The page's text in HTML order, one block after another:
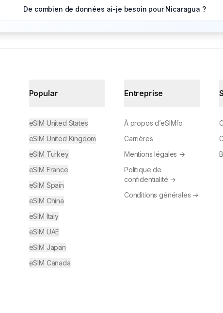
De combien de données ai-je besoin pour Nicaragua ?
Popular
eSIM United States
eSIM United Kingdom
eSIM Turkey
eSIM France
eSIM Spain
eSIM China
eSIM Italy
eSIM UAE
eSIM Japan
eSIM Canada
Entreprise
À propos d’eSIMfo
Carrières
Mentions légales →
Politique de
confidentialité →
Conditions générales →